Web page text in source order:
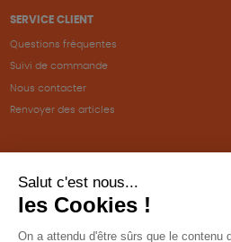
SERVICE CLIENT
Questions fréquentes
Suivi de commande
Nous contacter
Renvoyer des articles